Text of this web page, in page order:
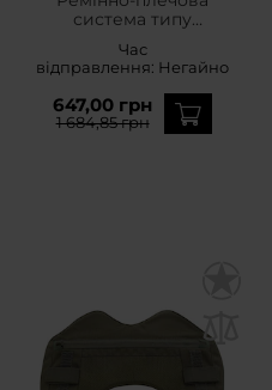
система типу
оливкова
Час
відправлення: Негайно
647,00 грн
1 684,85 грн